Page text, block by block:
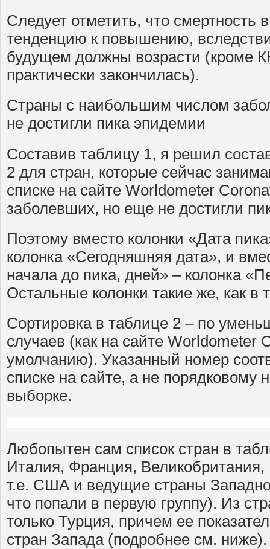
Следует отметить, что смертность
тенденцию к повышению,
будущем должны возрасти (кроме
практически закончилась).
Страны с наибольшим числом
не достигли пика эпидемии
Составив таблицу 1, я решил
2 для стран, которые сейчас
списке на сайте Worldometer
заболевших, но еще не достигли
Поэтому вместо колонки «Дата
колонка «Сегодняшняя дата», и
начала до пика, дней» – колонка
Остальные колонки такие же, как в
Сортировка в таблице 2 – по
случаев (как на сайте Worldometer
умолчанию). Указанный номер
списке на сайте, а не порядковому
выборке.
Любопытен сам список стран в
Италия, Франция,
т.е. США и ведущие страны
что попали в первую группу). Из
только Турция, причем ее
стран Запада (подробнее см. ниже).